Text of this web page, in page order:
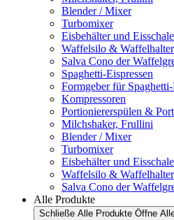
Blender / Mixer
Turbomixer
Eisbehälter und
Waffelsilo & Waffelhalter
Salva Cono der
Spaghetti-Eispressen
Formgeber für Spaghetti-
Kompressoren
Portioniererspülen &
Milchshaker, Frullini
Blender / Mixer
Turbomixer
Eisbehälter und
Waffelsilo & Waffelhalter
Salva Cono der
Alle Produkte
Schließe Alle Produkte Öffne